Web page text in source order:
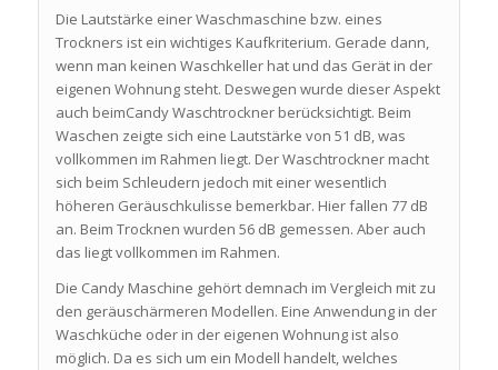
Die Lautstärke einer Waschmaschine bzw. eines
Trockners ist ein wichtiges Kaufkriterium. Gerade dann,
wenn man keinen Waschkeller hat und das Gerät in der
eigenen Wohnung steht. Deswegen wurde dieser Aspekt
auch beimCandy Waschtrockner berücksichtigt. Beim
Waschen zeigte sich eine Lautstärke von 51 dB, was
vollkommen im Rahmen liegt. Der Waschtrockner macht
sich beim Schleudern jedoch mit einer wesentlich
höheren Geräuschkulisse bemerkbar. Hier fallen 77 dB
an. Beim Trocknen wurden 56 dB gemessen. Aber auch
das liegt vollkommen im Rahmen.
Die Candy Maschine gehört demnach im Vergleich mit zu
den geräuschärmeren Modellen. Eine Anwendung in der
Waschküche oder in der eigenen Wohnung ist also
möglich. Da es sich um ein Modell handelt, welches